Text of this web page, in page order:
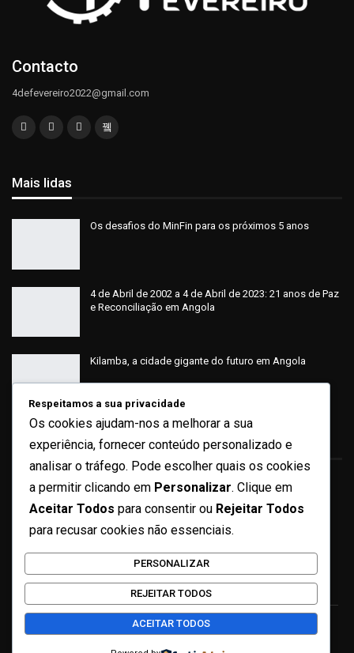
Contacto
4defevereiro2022@gmail.com
Mais lidas
Os desafios do MinFin para os próximos 5 anos
4 de Abril de 2002 a 4 de Abril de 2023: 21 anos de Paz
e Reconciliação em Angola
Kilamba, a cidade gigante do futuro em Angola
Sobre
Quem Somos
Ficha Técnica
© 2026 - 4 de fevereiro. Todos os direitos reservados
Respeitamos a sua privacidade
Os cookies ajudam-nos a melhorar a sua
experiência, fornecer conteúdo personalizado e
analisar o tráfego. Pode escolher quais os cookies
a permitir clicando em Personalizar. Clique em
Aceitar Todos para consentir ou Rejeitar Todos
para recusar cookies não essenciais.
PERSONALIZAR
REJEITAR TODOS
ACEITAR TODOS